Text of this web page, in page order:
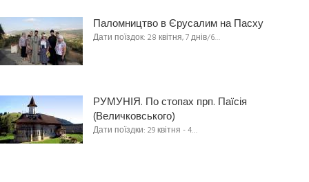
Паломництво в Єрусалим на Пасху
Дати поїздок: 28 квітня, 7 днів/6…
РУМУНІЯ. По стопах прп. Паїсія
(Величковського)
Дати поїздки: 29 квітня - 4…